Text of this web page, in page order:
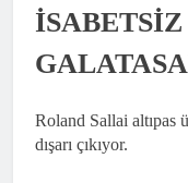
İSABETSİZ
Roland Sallai altıpas
dışarı çıkıyor.